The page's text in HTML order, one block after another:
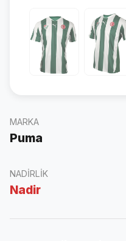
MARKA
Puma
NADIRLIK
Nadir